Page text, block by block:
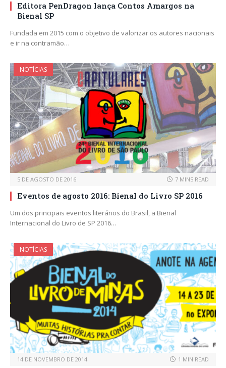
Editora PenDragon lança Contos Amargos na
Bienal SP
Fundada em 2015 com o objetivo de valorizar os autores nacionais
e ir na contramão…
NOTÍCIAS
5 DE AGOSTO DE 2016 7 MINS READ
Eventos de agosto 2016: Bienal do Livro SP 2016
Um dos principais eventos literários do Brasil, a Bienal
Internacional do Livro de SP 2016…
NOTÍCIAS
14 DE NOVEMBRO DE 2014 1 MIN READ